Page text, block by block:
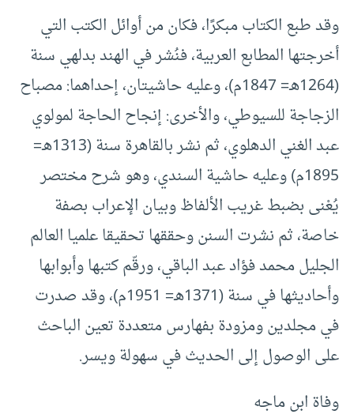
وقد طبع الكتاب مبكرًا، فكان من أوائل الكتب التي
أخرجتها المطابع العربية، فنُشر في الهند بدلهي سنة
(1264هـ= 1847م)، وعليه حاشيتان، إحداهما: مصباح
الزجاجة للسيوطي، والأخرى: إنجاح الحاجة لمولوي
عبد الغني الدهلوي، ثم نشر بالقاهرة سنة (1313هـ=
1895م) وعليه حاشية السندي، وهو شرح مختصر
يُعْنى بضبط غريب الألفاظ وبيان الإعراب بصفة
خاصة، ثم نشرت السنن وحققها تحقيقا علميا العالم
الجليل محمد فؤاد عبد الباقي، ورقّم كتبها وأبوابها
وأحاديثها في سنة (1371هـ= 1951م)، وقد صدرت
في مجلدين ومزودة بفهارس متعددة تعين الباحث
على الوصول إلى الحديث في سهولة ويسر.
وفاة ابن ماجه